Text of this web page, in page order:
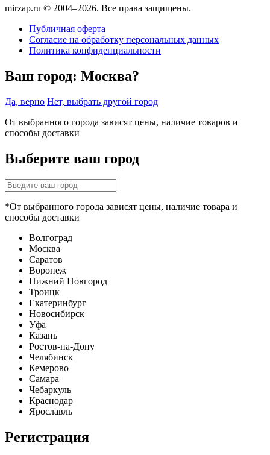
mirzap.ru © 2004–2026. Все права защищены.
Публичная оферта
Согласие на обработку персональных данных
Политика конфиденциальности
Ваш город: Москва?
Да, верно Нет, выбрать другой город
От выбранного города зависят цены, наличие товаров и
способы доставки
Выберите ваш город
*От выбранного города зависят цены, наличие товара и
способы доставки
Волгоград
Москва
Саратов
Воронеж
Нижний Новгород
Троицк
Екатеринбург
Новосибирск
Уфа
Казань
Ростов-на-Дону
Челябинск
Кемерово
Самара
Чебаркуль
Краснодар
Ярославль
Регистрация